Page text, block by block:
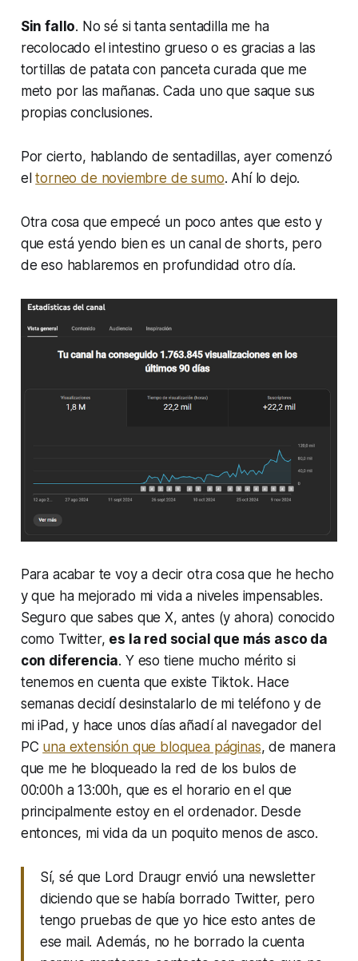
Sin fallo. No sé si tanta sentadilla me ha
recolocado el intestino grueso o es gracias a las
tortillas de patata con panceta curada que me
meto por las mañanas. Cada uno que saque sus
propias conclusiones.
Por cierto, hablando de sentadillas, ayer comenzó
eltorneo de noviembre de sumo. Ahí lo dejo.
Otra cosa que empecé un poco antes que esto y
que está yendo bien es un canal de shorts, pero
de eso hablaremos en profundidad otro día.
Para acabar te voy a decir otra cosa que he hecho
y que ha mejorado mi vida a niveles impensables.
Seguro que sabes que X, antes (y ahora) conocido
como Twitter, es la red social que más asco da
con diferencia. Y eso tiene mucho mérito si
tenemos en cuenta que existe Tiktok. Hace
semanas decidí desinstalarlo de mi teléfono y de
mi iPad, y hace unos días añadí al navegador del
PC una extensión que bloquea páginas, de manera
que me he bloqueado la red de los bulos de
00:00h a 13:00h, que es el horario en el que
principalmente estoy en el ordenador. Desde
entonces, mi vida da un poquito menos de asco.
Sí, sé que Lord Draugr envió una newsletter
diciendo que se había borrado Twitter, pero
tengo pruebas de que yo hice esto antes de
ese mail. Además, no he borrado la cuenta